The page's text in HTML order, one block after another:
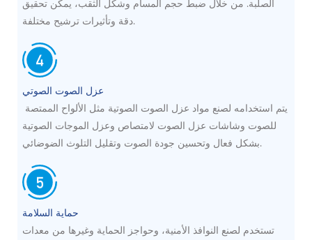
الصلبة. من خلال ضبط حجم المسام وشكل الثقب، يمكن تحقيق
دقة وتأثيرات ترشيح مختلفة.
عزل الصوت الصوتي
للصوت وشاشات عزل الصوت لامتصاص وعزل الموجات الصوتية
بشكل فعال وتحسين جودة الصوت وتقليل التلوث الضوضائي.
حماية السلامة
تستخدم لصنع النوافذ الأمنية، وحواجز الحماية وغيرها من معدات